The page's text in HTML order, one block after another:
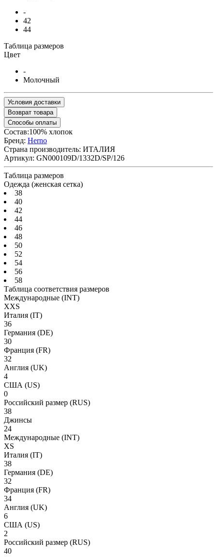
-
42
44
Таблица размеров
Цвет
-
Молочный
Условия доставки
Возврат товара
Способы оплаты
Состав:100% хлопок
Бренд: Herno
Страна производитель: ИТАЛИЯ
Артикул: GN000109D/1332D/SP/126
Таблица размеров
Одежда (женская сетка)
38
40
42
44
46
48
50
52
54
56
58
Таблица соответствия размеров
Международные (INT)
XXS
Италия (IT)
36
Германия (DE)
30
Франция (FR)
32
Англия (UK)
4
США (US)
0
Российский размер (RUS)
38
Джинсы
24
Международные (INT)
XS
Италия (IT)
38
Германия (DE)
32
Франция (FR)
34
Англия (UK)
6
США (US)
2
Российский размер (RUS)
40